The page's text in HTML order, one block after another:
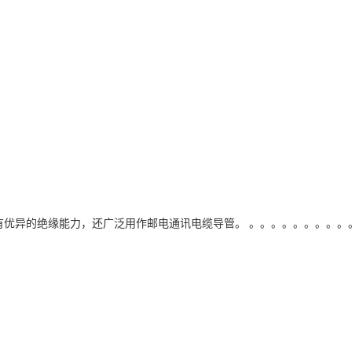
优异的绝缘能力，还广泛用作邮电通讯电缆导管。 。。。。。。。。。